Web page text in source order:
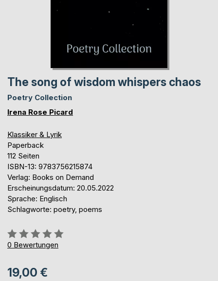
The song of wisdom whispers chaos
Poetry Collection
Irena Rose Picard
Klassiker & Lyrik
Paperback
112 Seiten
ISBN-13: 9783756215874
Verlag: Books on Demand
Erscheinungsdatum: 20.05.2022
Sprache: Englisch
Schlagworte: poetry, poems
Bewertung::
0%
0 Bewertungen
19,00 €